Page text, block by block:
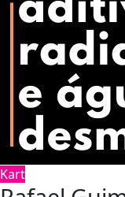
Kart